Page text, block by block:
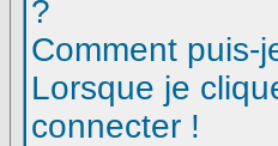
?
Comment puis-
Lorsque je
connecter !